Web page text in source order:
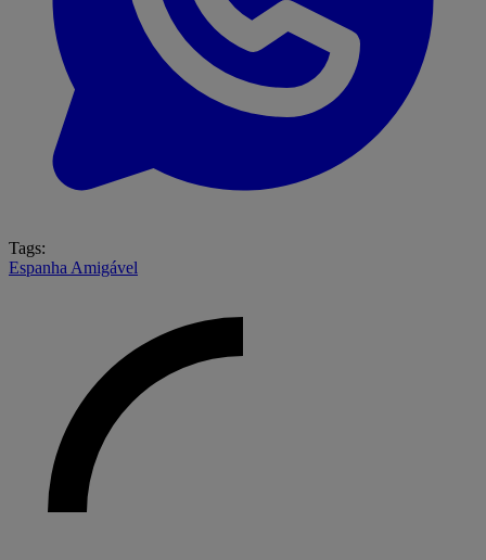
Tags:
Espanha Amigável